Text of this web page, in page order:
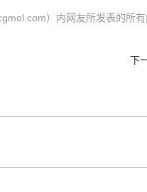
）内网友所发表的所
下